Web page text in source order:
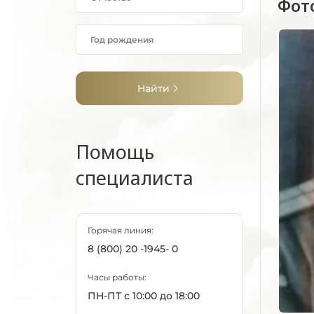
Найти
Помощь
специалиста
Горячая линия:
8 (800) 20 -1945- 0
Часы работы:
ПН-ПТ с 10:00 до 18:00